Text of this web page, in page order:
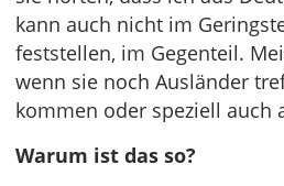
kann auch nicht im
feststellen, im Gegenteil.
wenn sie noch Ausländer
kommen oder speziell auch
Warum ist das so?